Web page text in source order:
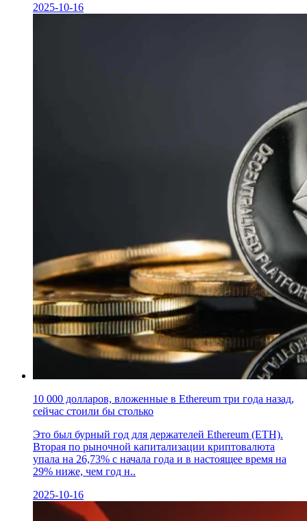
2025-10-16
10 000 долларов, вложенные в Ethereum три года назад,
сейчас стоили бы столько
Это был бурный год для держателей Ethereum (ETH).
Вторая по рыночной капитализации криптовалюта
упала на 26,73% с начала года и в настоящее время на
29% ниже, чем год н..
2025-10-16